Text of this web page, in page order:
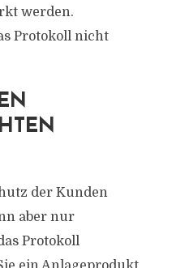
werden.
Protokoll nicht
der Kunden
aber nur
Protokoll